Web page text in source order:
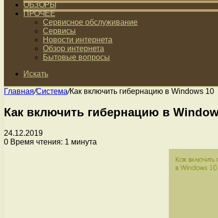
ОБЗОРЫ
ПРОЧЕЕ
Сервисное обслуживание
Сервисы
Новости интернета
Обзор интернета
Бытовые вопросы
Искать
Главная/Система/Как включить гибернацию в Windows 10
Как включить гибернацию в
24.12.2019
0 Время чтения: 1 минута